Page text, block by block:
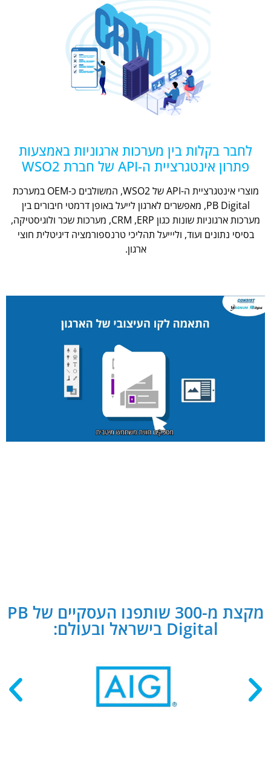
לחבר בקלות בין מערכות ארגוניות באמצעות
פתרון אינטגרציית ה-API של חברת WSO2
מוצרי אינטגרציית ה-API של WSO2, המשולבים כ-OEM במערכת
PB Digital, מאפשרים לארגון לייעל באופן דרמטי חיבורים בין
מערכות ארגוניות שונות כגון CRM ,ERP, מערכות שכר ולוגיסטיקה,
בסיסי נתונים ועוד, וליייעל תהליכי טרנספורמציה דיגיטלית חוצי
ארגון.
מקצת מ-300 שותפנו העסקיים של PB
Digital בישראל ובעולם: